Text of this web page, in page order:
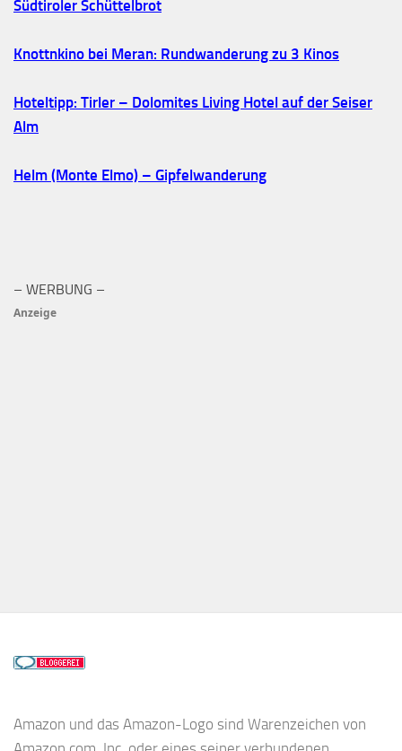
Südtiroler Schüttelbrot
Knottnkino bei Meran: Rundwanderung zu 3 Kinos
Hoteltipp: Tirler – Dolomites Living Hotel auf der Seiser
Alm
Helm (Monte Elmo) – Gipfelwanderung
– WERBUNG –
Anzeige
Amazon und das Amazon-Logo sind Warenzeichen von